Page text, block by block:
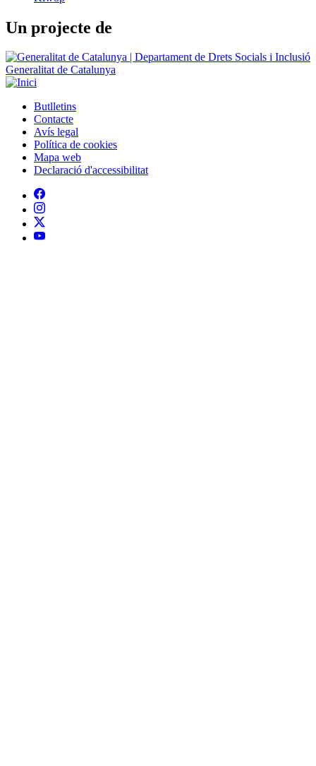
Un projecte de
Generalitat de Catalunya
Peu
Butlletins
Contacte
Avís legal
Política de cookies
Mapa web
Declaració d'accessibilitat